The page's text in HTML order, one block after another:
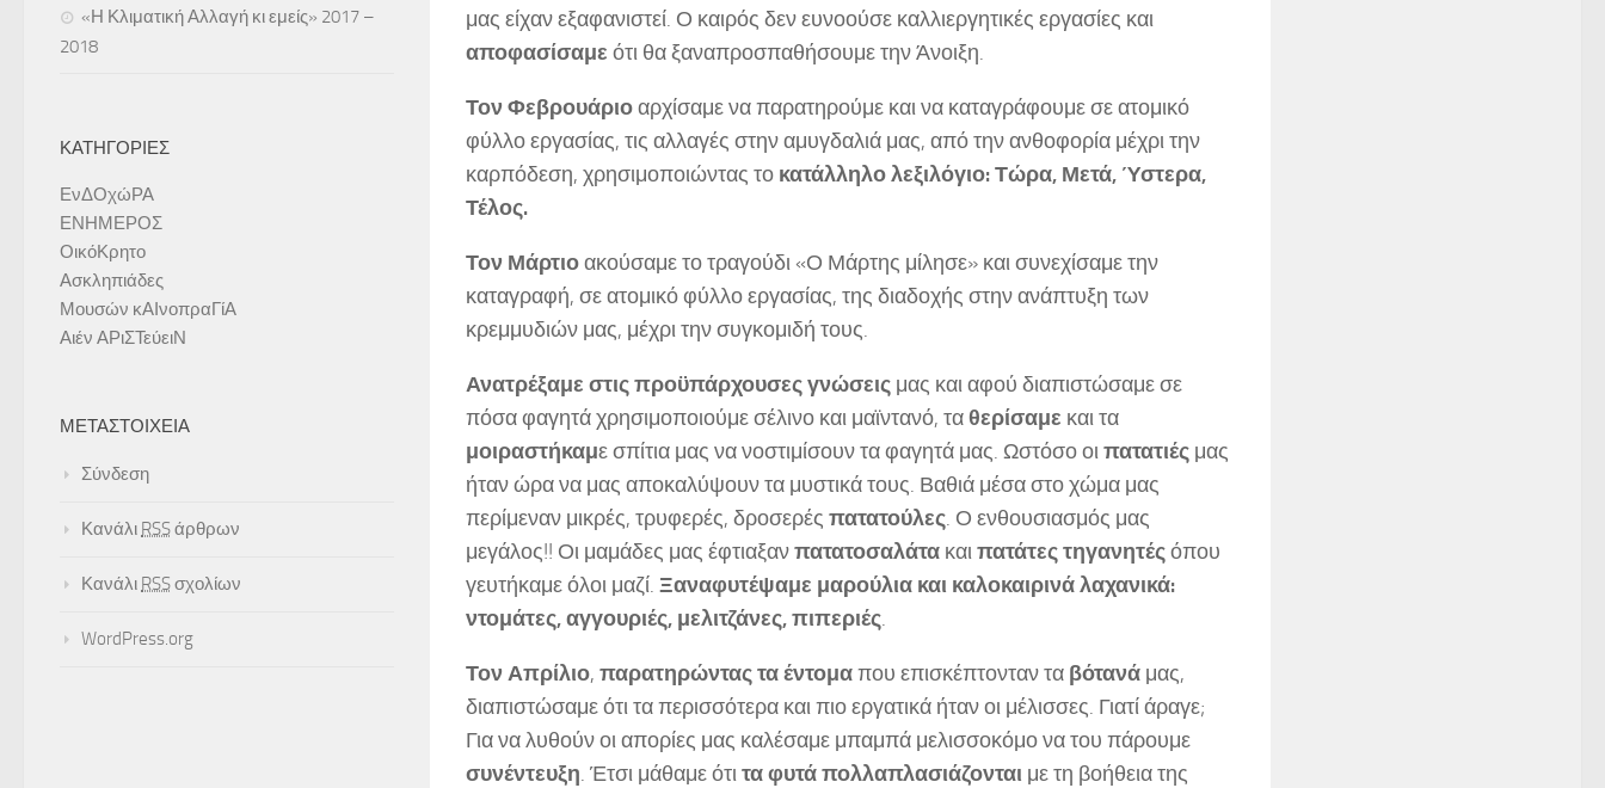
μας είχαν εξαφανιστεί. Ο καιρός δεν ευνοούσε καλλιεργητικές εργασίες και
αποφασίσαμε ότι θα ξαναπροσπαθήσουμε την Άνοιξη.
Τον Φεβρουάριοαρχίσαμε να παρατηρούμε και να καταγράφουμε σε ατομικό
φύλλο εργασίας, τις αλλαγές στην αμυγδαλιά μας, από την ανθοφορία μέχρι την
καρπόδεση, χρησιμοποιώντας το κατάλληλο λεξιλόγιο: Τώρα, Μετά, Ύστερα,
Τέλος.
Τον Μάρτιοακούσαμε το τραγούδι «Ο Μάρτης μίλησε» και συνεχίσαμε την
καταγραφή, σε ατομικό φύλλο εργασίας, της διαδοχής στην ανάπτυξη των
κρεμμυδιών μας, μέχρι την συγκομιδή τους.
Ανατρέξαμε στις προϋπάρχουσεςγνώσεις μας και αφού διαπιστώσαμε σε
πόσα φαγητά χρησιμοποιούμε σέλινο και μαϊντανό, ταθερίσαμε και τα
μοιραστήκαμε σπίτια μας να νοστιμίσουν τα φαγητά μας. Ωστόσο οιπατατιές μας
ήταν ώρα να μας αποκαλύψουν τα μυστικά τους. Βαθιά μέσα στο χώμα μας
περίμεναν μικρές, τρυφερές, δροσερές πατατούλες. Ο ενθουσιασμός μας
μεγάλος!! Οι μαμάδες μας έφτιαξανπατατοσαλάτα καιπατάτες τηγανητέςόπου
γευτήκαμε όλοι μαζί. Ξαναφυτέψαμε μαρούλια και καλοκαιρινά λαχανικά:
ντομάτες, αγγουριές, μελιτζάνες, πιπεριές.
Τον Απρίλιο, παρατηρώντας τα έντομαπου επισκέπτονταν τα βότανά μας,
διαπιστώσαμε ότι τα περισσότερα και πιο εργατικά ήταν οι μέλισσες. Γιατί άραγε;
Για να λυθούν οι απορίες μας καλέσαμε μπαμπά μελισσοκόμο να του πάρουμε
συνέντευξη. Έτσι μάθαμε ότιτα φυτά πολλαπλασιάζονται με τη βοήθεια της
«Η Κλιματική Αλλαγή κι εμείς» 2017 –
2018
ΚΑΤΗΓΟΡΊΕΣ
ΕνΔΟχώΡΑ
ΕΝΗΜΕΡΟΣ
ΟικόΚρητο
Ασκληπιάδες
Μουσών κΑΙνοπραΓίΑ
Αιέν ΑΡιΣΤεύειΝ
ΜΕΤΑΣΤΟΙΧΕΊΑ
Σύνδεση
Κανάλι RSSάρθρων
Κανάλι RSSσχολίων
WordPress.org